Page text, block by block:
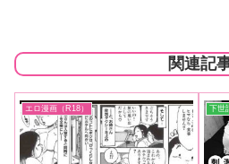
関連記
エロ漫画（R18） 下世